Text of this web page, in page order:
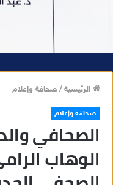
الرئيسية/ صحافة وإعلام
صحافة وإعلام
الصحافي
الوهاب